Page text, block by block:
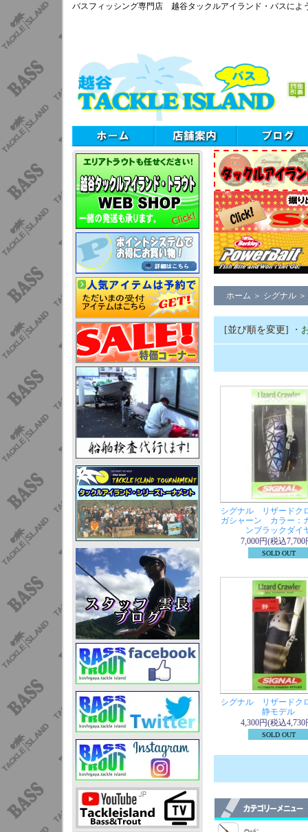
バスフィッシング専門店 越谷タックルアイランド・バスによ
ホーム ＞ シグナル ＞
[並び順を変更] ・
シグナル リザードク
ガシャーン カラー：
ンブラックダイ
7,000円(税込7,700
SOLD OUT
シグナル リザードク
静モデル
4,300円(税込4,730
SOLD OUT